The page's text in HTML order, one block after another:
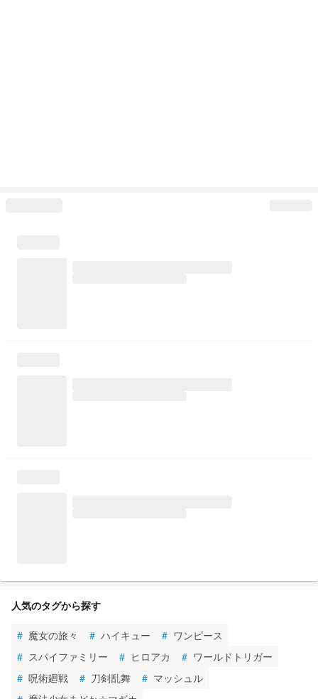
人気のタグから探す
# 魔女の旅々 # ハイキュー # ワンピース
# スパイファミリー # ヒロアカ # ワールドトリガー
# 呪術廻戦 # 刀剣乱舞 # マッシュル